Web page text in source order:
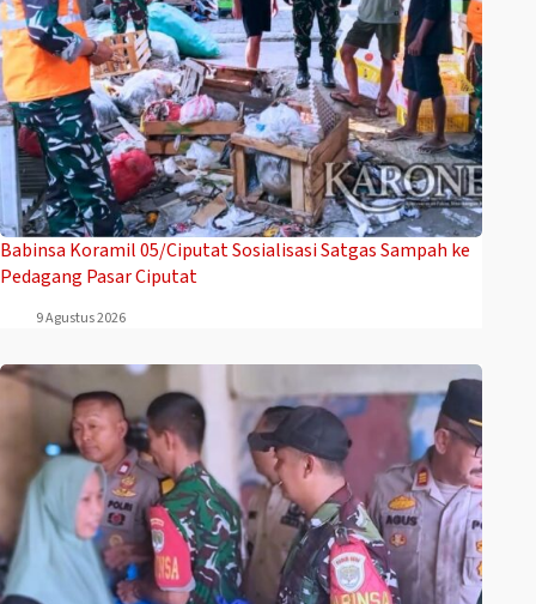
Babinsa Koramil 05/Ciputat Sosialisasi Satgas Sampah ke
Pedagang Pasar Ciputat
9 Agustus 2026